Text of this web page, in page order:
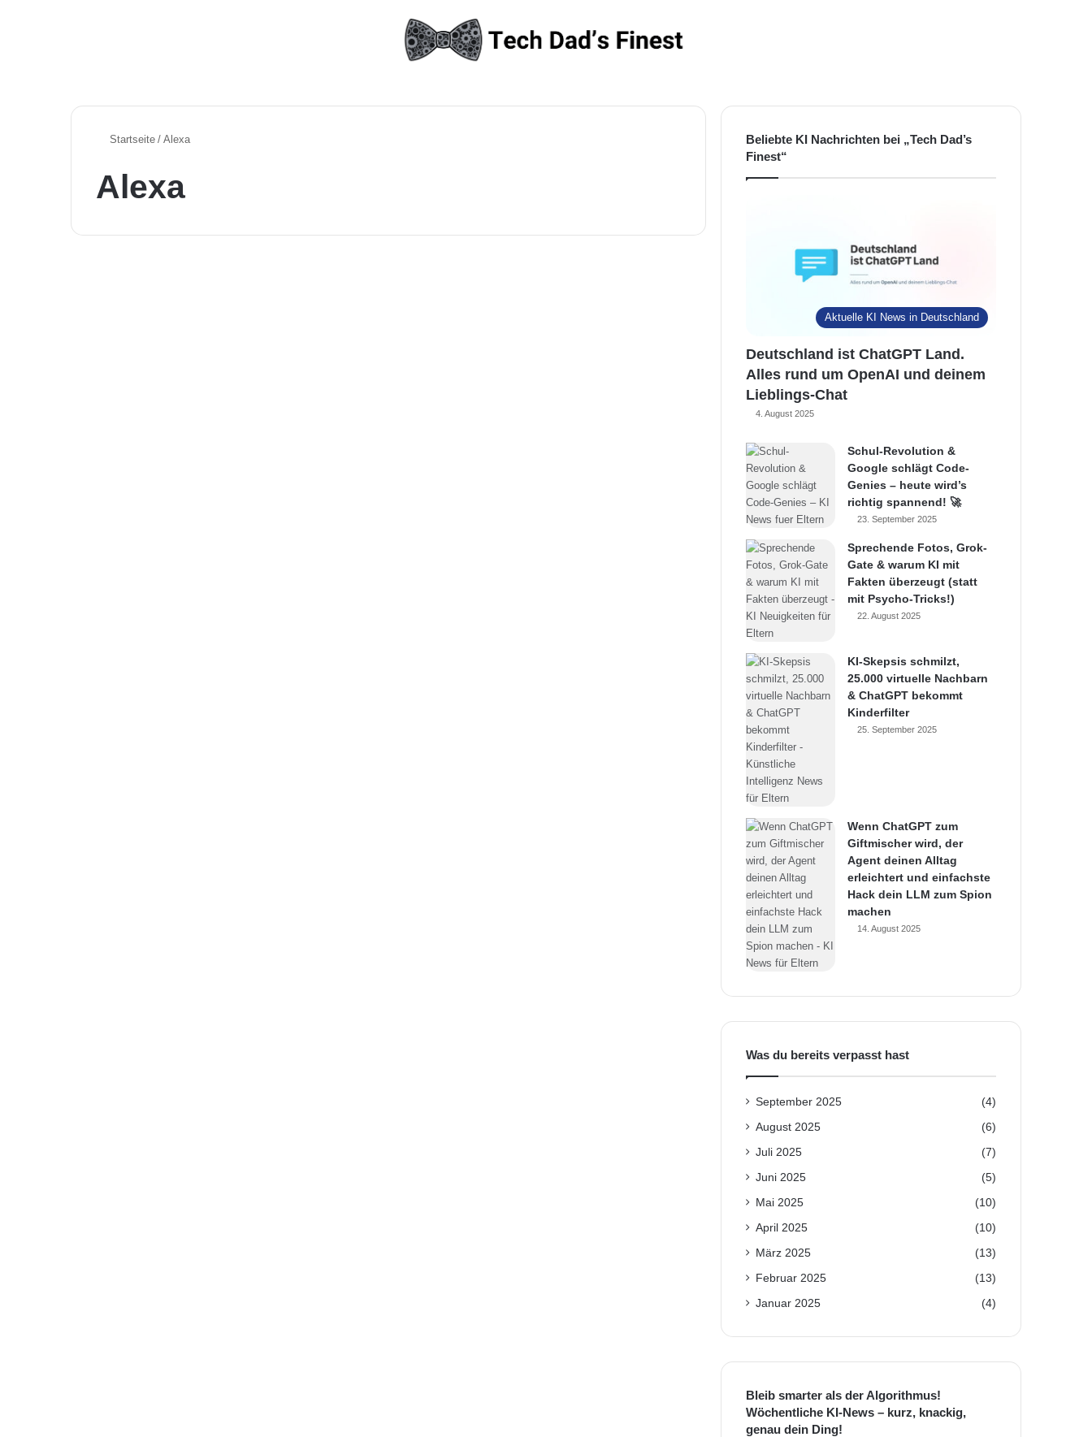
Startseite / Alexa
Alexa
Beliebte KI Nachrichten bei „Tech Dad’s
Finest“
Aktuelle KI News in Deutschland
Deutschland ist ChatGPT Land.
Alles rund um OpenAI und deinem
Lieblings-Chat
4. August 2025
Schul-Revolution &
Google schlägt Code-
Genies – heute wird’s
richtig spannend! 🚀
23. September 2025
Sprechende Fotos, Grok-
Gate & warum KI mit
Fakten überzeugt (statt
mit Psycho-Tricks!)
22. August 2025
KI-Skepsis schmilzt,
25.000 virtuelle Nachbarn
& ChatGPT bekommt
Kinderfilter
25. September 2025
Wenn ChatGPT zum
Giftmischer wird, der
Agent deinen Alltag
erleichtert und einfachste
Hack dein LLM zum Spion
machen
14. August 2025
Was du bereits verpasst hast
September 2025 (4)
August 2025 (6)
Juli 2025 (7)
Juni 2025 (5)
Mai 2025 (10)
April 2025 (10)
März 2025 (13)
Februar 2025 (13)
Januar 2025 (4)
Bleib smarter als der Algorithmus!
Wöchentliche KI-News – kurz, knackig,
genau dein Ding!